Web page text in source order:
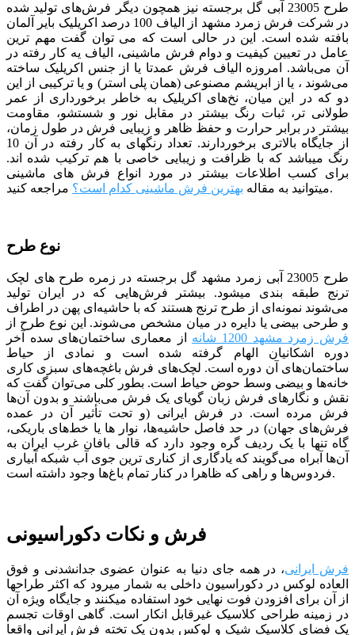
طرح 23005 آبی گل برجسته نیز همچون دیگر فرش‌های تولید شده
در شرکت فرش زمرد
مشهد از الیاف 100 درصد اکریلیک بایر آلمان
بافته شده است. این در حالی است که می توان گفت مهم ترین
عامل در تعیین کیفیت و دوام فرش ماشینی، الیاف یه کار رفته در
آن می‌باشد. امروزه الیاف فرش عمدتا یا از جنس اکریلیک ساخته
می‌شوند ، یا از ابریشم مصنوعی (همان پلی استر) و یا ترکیبی از این
دو که در این میان، نخ‌های اکریلیک به خاطر برخورداری از عمر
طولانی تر، ثبات رنگ بیشتر در مقابل نور و شستشو، مقاومت
بیشتر در برابر حرارت و حفظ ظاهر و زیبایی فرش در طول زمان،
از جایگاه بالاتری برخوردارند. تعداد رنگ­­های به کار رفته در آن 10
رنگ می­باشد که با ظرافت و زیبایی خاصی با هم ترکیب شده­ اند.
برای کسب اطلاعات بیشتر در مورد انواع فرش های ماشینی
میتوانید به مقاله بهترین فرش ماشینی کدام است؟ مراجعه کنید.
نوع طرح
طرح 23005 آبی زمرد مشهد گل برجسته در زمره طرح های لچک
ترنج طبقه بندی می­شود. بیشتر فرش‌هایی که در ایران تولید
می‌شوند نمونه‌ای از طرح ترنج هستند که با حاشیه‌ای پهن در اطراف
و طرحی بیضی یا دایره در میان مشخص می‌شوند. این نوع طرح از
فرش زمرد مشهد 1200 شانه
از معماری ساختمان‌های سده آخر
دوره اشکانیان الهام گرفته شده است و نمادی از حیاط
ساختمان‌های آن دوره است. لچک‌های فرش باغچه‌های سبزی کاری
خانه‌ها و بیضی وسط حوض حیاط است. بطور کلی می‌توان گفت که
نقش و نگارهای فرش زبان گویای یک فرش می‌باشند و بدون آن‌ها
فرش مرده است. در فرش ایرانی (و تحت تأثیر آن در عمده
فرش‌های جهان) در حد فاصل حاشیه‌ها، نوار ها یا خط‌های باریکی،
‌گاه تنها با یک ردیف گره وجود دارد که قالی بافان غرب ایران به
آن‌ها آبراه می‌گویند که یادگاری از کناری ترین جوی آب شبکه‌ آبیاری
فردوس‌ها و راهی که ظاهرا در کنار تمام باغ‌ها وجود داشته است.
فرش و نکات دکوراسیونی
فرش ایرانی، در همه جای دنیا به عنوان عضوی جدانشدنی و فوق
العاده لوکس در دکوراسیون داخلی به شمار میرود که اکثر طراح­ها
از آن برای افزودن فوت نهایی خود استفاده می­کنند و جایگاه ویژه آن
در زمینه طراحی کلاسیک غیرقابل انکار است. گاهی اوقات تجسم
یک فضای کلاسیک شیک و لوکس بدون یک تخته فرش ایرانی واقعا